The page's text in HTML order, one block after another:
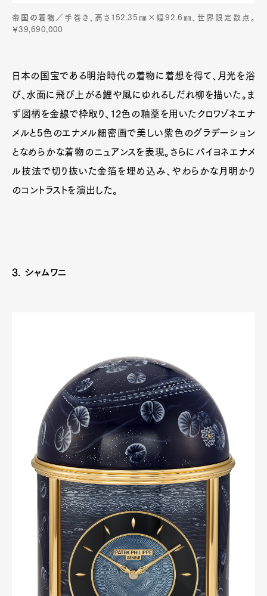
帝国の着物 ／手巻き、高さ152.35㎜×幅92.6㎜、世界限定数点。
￥39,690,000
日本の国宝である明治時代の着物に着想を得て、月光を浴
び、水面に飛び上がる鯉や風にゆれるしだれ柳を描いた。ま
ず図柄を金線で枠取り、12色の釉薬を用いたクロワゾネエナ
メルと5色のエナメル細密画で美しい紫色のグラデーション
となめらかな着物のニュアンスを表現。さらにパイヨネエナメ
ル技法で切り抜いた金箔を埋め込み、やわらかな月明かり
のコントラストを演出した。
3. シャムワニ